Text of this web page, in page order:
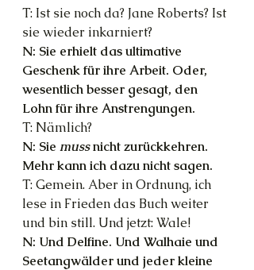
T: Ist sie noch da? Jane Roberts? Ist
sie wieder inkarniert?
N: Sie erhielt das ultimative
Geschenk für ihre Arbeit. Oder,
wesentlich besser gesagt, den
Lohn für ihre Anstrengungen.
T: Nämlich?
N: Sie muss nicht zurückkehren.
Mehr kann ich dazu nicht sagen.
T: Gemein. Aber in Ordnung, ich
lese in Frieden das Buch weiter
und bin still. Und jetzt: Wale!
N: Und Delfine. Und Walhaie und
Seetangwälder und jeder kleine